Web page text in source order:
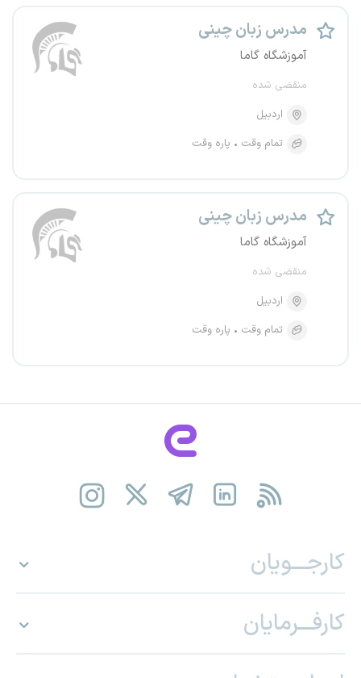
مدرس زبان چینی
آموزشگاه گاما
منقضی شده
اردبیل
تمام وقت
پاره وقت
مدرس زبان چینی
آموزشگاه گاما
منقضی شده
اردبیل
تمام وقت
پاره وقت
کارجـــویان
کارفـــرمایان